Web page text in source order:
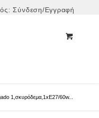
Σύνδεση/Εγγραφή
1,σκυρόδεμα,1xE27/60w...